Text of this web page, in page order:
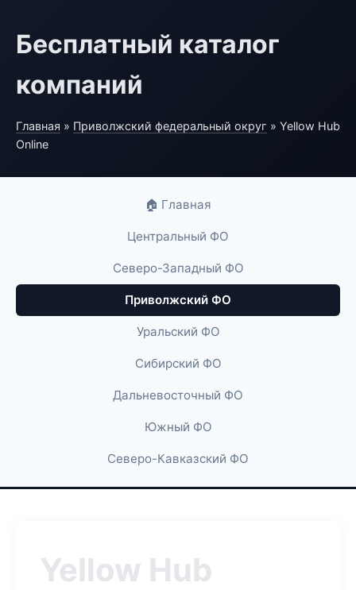
Бесплатный каталог
компаний
Главная » Приволжский федеральный округ » Yellow Hub
Online
🏠 Главная
Центральный ФО
Северо-Западный ФО
Приволжский ФО
Уральский ФО
Сибирский ФО
Дальневосточный ФО
Южный ФО
Северо-Кавказский ФО
Yellow Hub